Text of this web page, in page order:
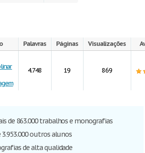
Palavras Páginas Visualizações
4.748 19 869
de 863.000 trabalhos e monografias
3.953.000 outros alunos
de alta qualidade